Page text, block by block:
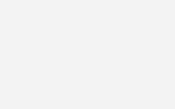
einer ebenso funktionalen wie